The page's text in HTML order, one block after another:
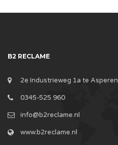
B2 RECLAME
2e Industrieweg 1a te Asperen
0345-525 960
info@b2reclame.nl
www.b2reclame.nl